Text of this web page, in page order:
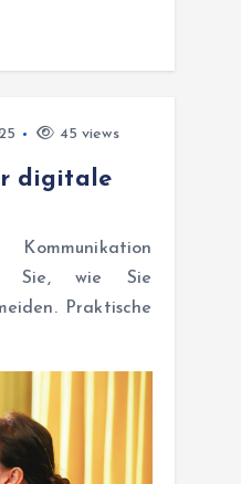
45 views
digitale
Sie, wie Sie
Praktische